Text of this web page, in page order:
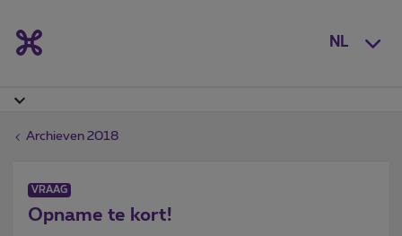
NL
Archieven 2018
VRAAG
Opname te kort!